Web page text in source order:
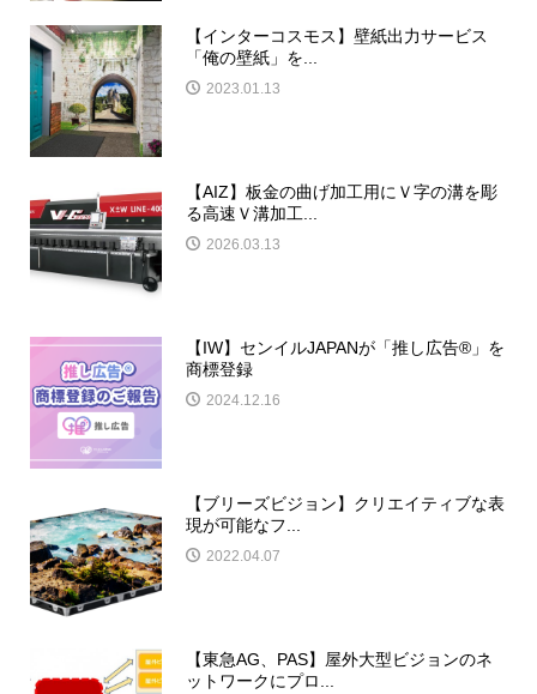
【インターコスモス】壁紙出力サービス
「俺の壁紙」を...
2023.01.13
【AIZ】板金の曲げ加工用にＶ字の溝を彫
る高速Ｖ溝加工...
2026.03.13
【IW】センイルJAPANが「推し広告®︎」を
商標登録
2024.12.16
【ブリーズビジョン】クリエイティブな表
現が可能なフ...
2022.04.07
【東急AG、PAS】屋外大型ビジョンのネ
ットワークにプロ...